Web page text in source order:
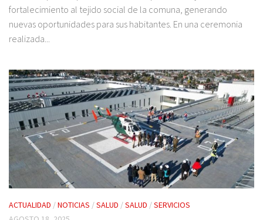
fortalecimiento al tejido social de la comuna, generando
nuevas oportunidades para sus habitantes. En una ceremonia
realizada...
ACTUALIDAD /NOTICIAS /SALUD /SALUD /SERVICIOS